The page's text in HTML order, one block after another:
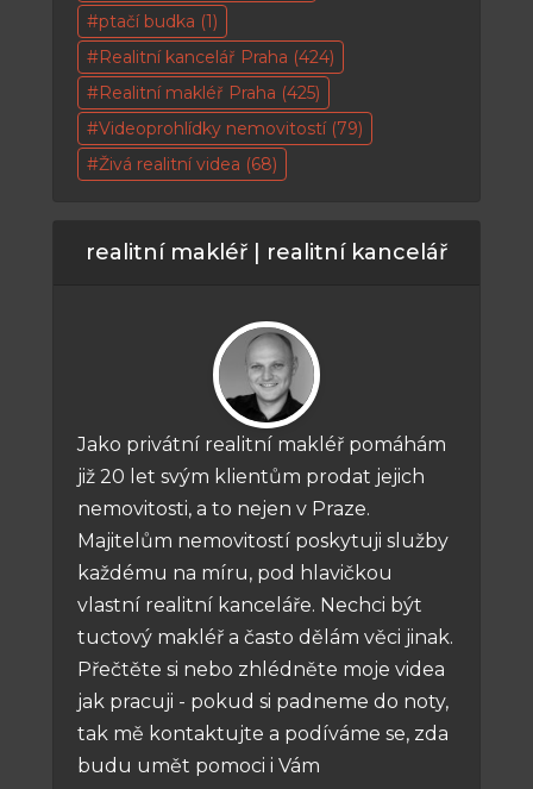
ptačí budka (1)
Realitní kancelář Praha (424)
Realitní makléř Praha (425)
Videoprohlídky nemovitostí(79)
Živá realitní videa (68)
realitní makléř | realitní kancelář
Jako privátní realitní makléř pomáhám
již 20 let svým klientům prodat jejich
nemovitosti, a to nejen v Praze.
Majitelům nemovitostí poskytuji služby
každému na míru, pod hlavičkou
vlastní realitní kanceláře. Nechci být
tuctový makléř a často dělám věci jinak.
Přečtěte si nebo zhlédněte moje videa
jak pracuji - pokud si padneme do noty,
tak mě kontaktujte a podíváme se, zda
budu umět pomoci i Vám